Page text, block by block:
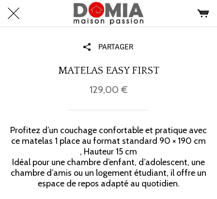
PARTAGER
MATELAS EASY FIRST
129,00 €
Profitez d’un couchage confortable et pratique avec
ce matelas 1 place au format standard 90 × 190 cm
, Hauteur 15 cm
Idéal pour une chambre d’enfant, d’adolescent, une
chambre d’amis ou un logement étudiant, il offre un
espace de repos adapté au quotidien.